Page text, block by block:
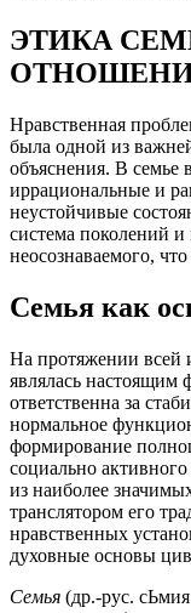
ЭТИКА
Нравственная
была одной из
объяснения. В семье
иррациональные и
неустойчивые
система поколений и
неосознаваемого,
Семья как
На протяжении всей
являлась настоящим
ответственна за
нормальное
формирование
социально
из наиболее
транслятором его
нравственных
духовные основы
Семья (др.-рус.